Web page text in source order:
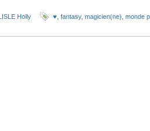
Holly ♥ fantasy, magicien(ne) monde